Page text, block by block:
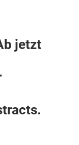
jetzt